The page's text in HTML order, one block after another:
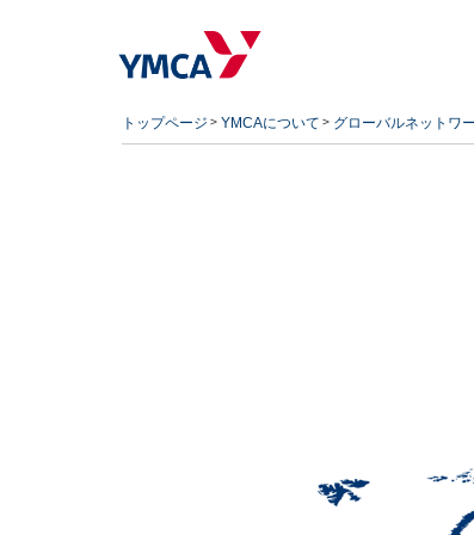
トップページ YMCAについて グローバルネットワ